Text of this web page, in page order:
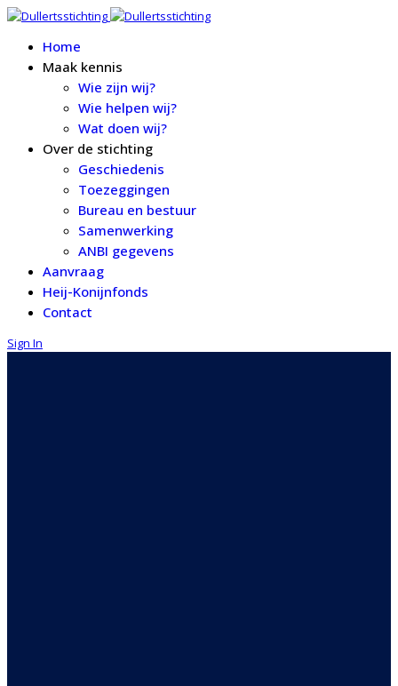
Home
Maak kennis
Wie zijn wij?
Wie helpen wij?
Wat doen wij?
Over de stichting
Geschiedenis
Toezeggingen
Bureau en bestuur
Samenwerking
ANBI gegevens
Aanvraag
Heij-Konijnfonds
Contact
Sign In